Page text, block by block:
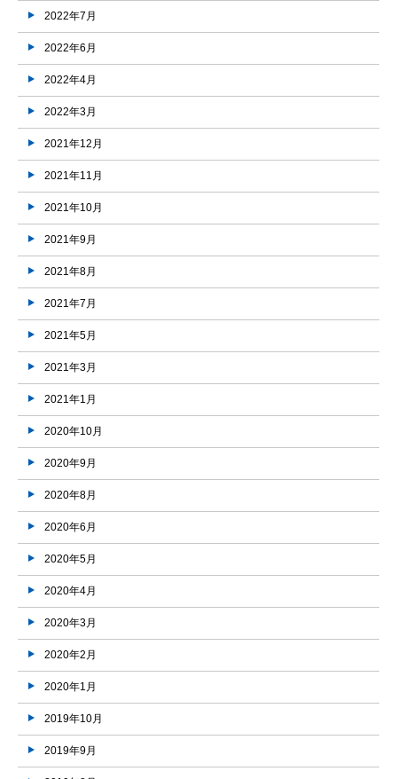
2022年7月
2022年6月
2022年4月
2022年3月
2021年12月
2021年11月
2021年10月
2021年9月
2021年8月
2021年7月
2021年5月
2021年3月
2021年1月
2020年10月
2020年9月
2020年8月
2020年6月
2020年5月
2020年4月
2020年3月
2020年2月
2020年1月
2019年10月
2019年9月